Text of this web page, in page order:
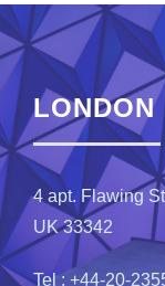
LONDON
4 apt. Flawing
UK 33342
Tel : +44-20-